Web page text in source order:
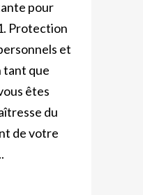
pour
Protection
et
tant que
êtes
du
de votre